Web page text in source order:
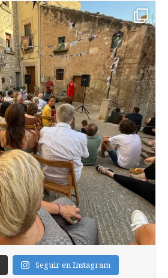
Seguir en Instagram